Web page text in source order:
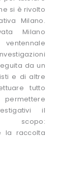
si è rivolto
Milano.
Milano
da un
e di altre
tutto
il
scopo:
la raccolta